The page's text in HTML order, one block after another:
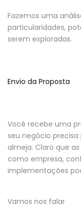
Fazemos uma
particularidades,
serem exploradas.
Envio da Proposta
Você recebe uma
seu negócio
almeja. Claro que
como empresa,
implementações
Vamos nos falar